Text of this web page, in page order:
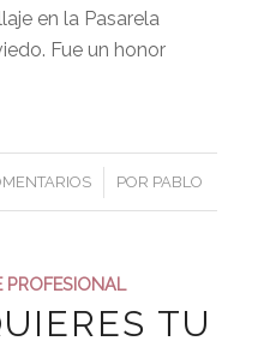
en la Pasarela
Fue un honor
/ POR PABLO
PROFESIONAL
TU